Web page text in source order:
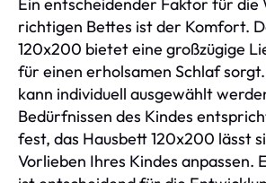
Ein entscheidender Faktor für die
richtigen Bettes ist der Komfort.
120x200 bietet eine großzügige
für einen erholsamen Schlaf
kann individuell ausgewählt
Bedürfnissen des Kindes
fest, das Hausbett 120x200 lässt
Vorlieben Ihres Kindes anpassen.